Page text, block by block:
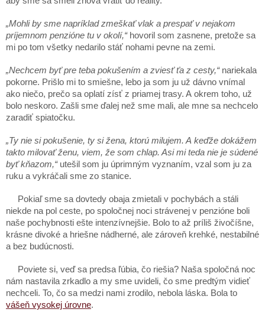
„Mohli by sme napríklad zmeškať vlak a prespať v nejakom
príjemnom penzióne tu v okolí,“hovoril som zasnene, pretože sa
mi po tom všetky nedarilo stáť nohami pevne na zemi.
„Nechcem byť pre teba pokušením a zviesť ťa z cesty,“nariekala
pokorne. Prišlo mi to smiešne, lebo ja som ju už dávno vnímal
ako niečo, prečo sa oplatí zísť z priamej trasy. A okrem toho, už
bolo neskoro. Zašli sme ďalej než sme mali, ale mne sa nechcelo
zaradiť spiatočku.
„Ty nie si pokušenie, ty si žena, ktorú milujem. A keďže dokážem
takto milovať ženu, viem, že som chlap. Asi mi teda nie je súdené
byť kňazom,“utešil som ju úprimným vyznaním, vzal som ju za
ruku a vykráčali sme zo stanice.
Pokiaľ sme sa dovtedy obaja zmietali v pochybách a stáli
niekde na pol ceste, po spoločnej noci strávenej v penzióne boli
naše pochybnosti ešte intenzívnejšie. Bolo to až príliš živočíšne,
krásne divoké a hriešne nádherné, ale zároveň krehké, nestabilné
a bez budúcnosti.
Poviete si, veď sa predsa ľúbia, čo riešia? Naša spoločná noc
nám nastavila zrkadlo a my sme uvideli, čo sme predtým vidieť
nechceli. To, čo sa medzi nami zrodilo, nebola láska. Bola to
vášeň vysokej úrovne.